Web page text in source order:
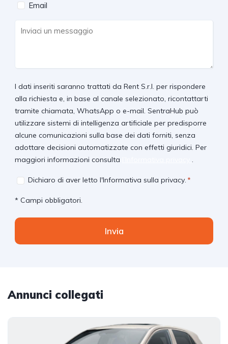
Email
Inviaci
I dati inseriti saranno trattati da Rent S.r.l. per rispondere
alla richiesta e, in base al canale selezionato, ricontattarti
tramite chiamata, WhatsApp o e-mail. SentraHub può
utilizzare sistemi di intelligenza artificiale per predisporre
alcune comunicazioni sulla base dei dati forniti, senza
adottare decisioni automatizzate con effetti giuridici. Per
maggiori informazioni consulta
.
Consent
Dichiaro di aver letto l'Informativa sulla privacy. *
* Campi obbligatori.
Annunci collegati